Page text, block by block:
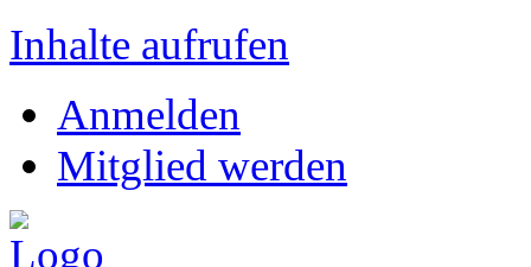
Inhalte aufrufen
Anmelden
Mitglied werden